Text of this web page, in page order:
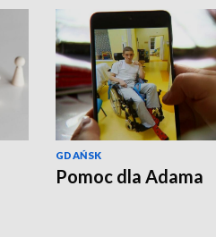
GDAŃSK
Pomoc dla Adama